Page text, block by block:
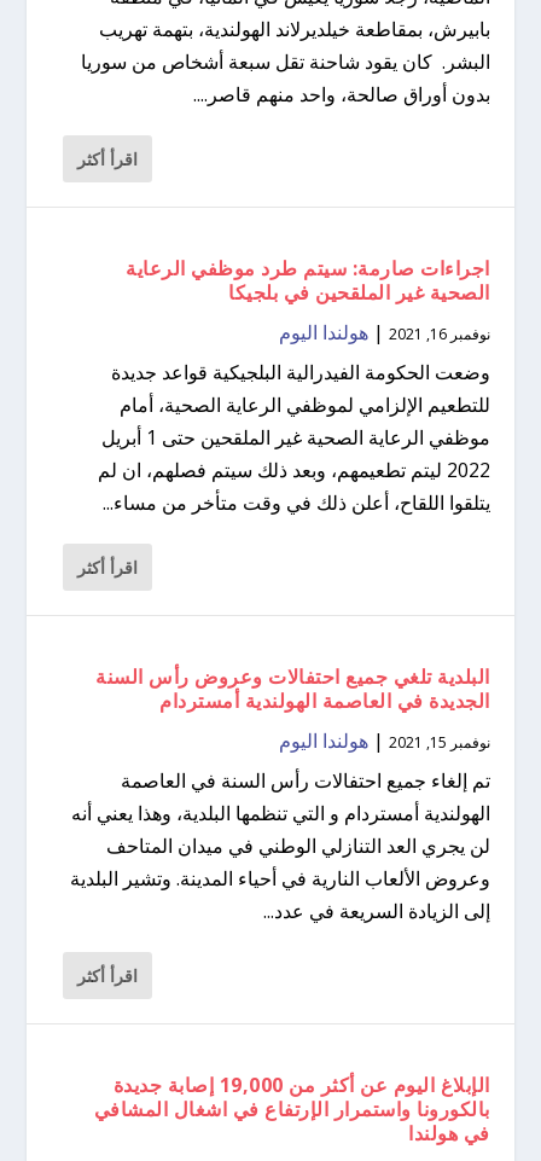
بابيرش، بمقاطعة خيلديرلاند الهولندية، بتهمة تهريب
البشر. كان يقود شاحنة تقل سبعة أشخاص من سوريا
بدون أوراق صالحة، واحد منهم قاصر....
اقرأ أكثر
اجراءات صارمة: سيتم طرد موظفي الرعاية
الصحية غير الملقحين في بلجيكا
نوفمبر 16, 2021 |هولندا اليوم
وضعت الحكومة الفيدرالية البلجيكية قواعد جديدة
للتطعيم الإلزامي لموظفي الرعاية الصحية، أمام
موظفي الرعاية الصحية غير الملقحين حتى 1 أبريل
2022 ليتم تطعيمهم، وبعد ذلك سيتم فصلهم، ان لم
يتلقوا اللقاح، أعلن ذلك في وقت متأخر من مساء...
اقرأ أكثر
البلدية تلغي جميع احتفالات وعروض رأس السنة
الجديدة في العاصمة الهولندية أمستردام
نوفمبر 15, 2021 |هولندا اليوم
تم إلغاء جميع احتفالات رأس السنة في العاصمة
الهولندية أمستردام و التي تنظمها البلدية، وهذا يعني أنه
لن يجري العد التنازلي الوطني في ميدان المتاحف
وعروض الألعاب النارية في أحياء المدينة. وتشير البلدية
إلى الزيادة السريعة في عدد...
اقرأ أكثر
الإبلاغ اليوم عن أكثر من 19,000 إصابة جديدة
بالكورونا واستمرار الإرتفاع في اشغال المشافي
في هولندا